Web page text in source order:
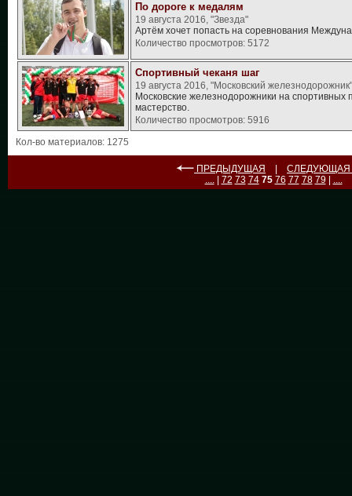
По дороге к медалям
19 августа 2016, "Звезда"
Артём хочет попасть на соревнования
Количество просмотров: 5172
Спортивный чеканя шаг
19 августа 2016, "Московский
Московские железнодорожники на спортивных
мастерство.
Количество просмотров: 5916
Кол-во материалов: 1275
ПРЕДЫДУЩАЯ
СЛЕДУЮЩАЯ
....| 72 73 74 75 76 77 78 79| ....